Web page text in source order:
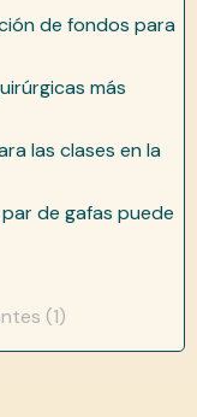
de fondos para
más
las clases en la
de gafas puede
(1)